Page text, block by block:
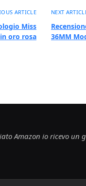
ARTICLE
Miss
oro rosa
NEXT
36MM
Amazon io ricevo un